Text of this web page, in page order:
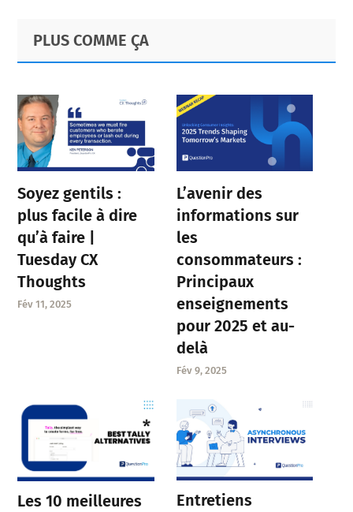
Primary
Sidebar
Footer
PLUS COMME ÇA
Soyez gentils :
plus facile à dire
qu’à faire |
Tuesday CX
Thoughts
Fév 11, 2025
L’avenir des
informations sur
les
consommateurs :
Principaux
enseignements
pour 2025 et au-
delà
Fév 9, 2025
Les 10 meilleures
Entretiens